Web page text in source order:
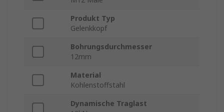
Produkt Typ
Gelenkkopf
Bohrungsdurchmesser
12mm
Material
Kohlenstoffstahl
Dynamische Traglast